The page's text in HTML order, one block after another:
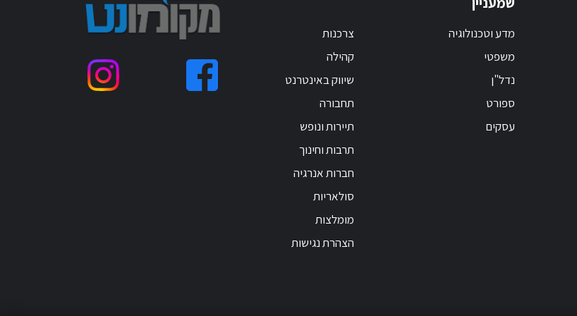
מדע וטכנולוגיה
משפטי
נדל"ן
ספורט
עסקים
צרכנות
קהילה
שיווק באינטרנט
תחבורה
תיירות ונופש
תרבות וחינוך
חברות אנרגיה
סולאריות
מומלצות
הצהרת נגישות